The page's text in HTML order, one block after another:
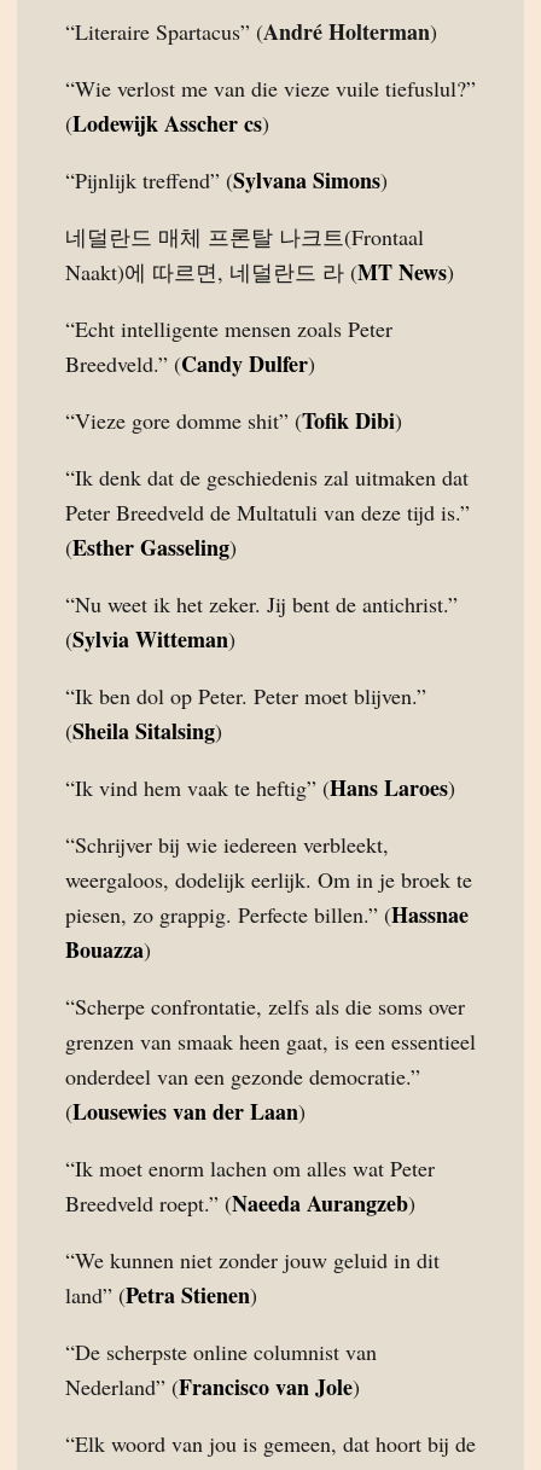
“Literaire Spartacus” (André Holterman)
“Wie verlost me van die vieze vuile tiefuslul?”
(Lodewijk Asscher cs)
“Pijnlijk treffend” (Sylvana Simons)
네덜란드 매체 프론탈 나크트(Frontaal
Naakt)에 따르면, 네덜란드 라 (MT News)
“Echt intelligente mensen zoals Peter
Breedveld.” (Candy Dulfer)
“Vieze gore domme shit” (Tofik Dibi)
“Ik denk dat de geschiedenis zal uitmaken dat
Peter Breedveld de Multatuli van deze tijd is.”
(Esther Gasseling)
“Nu weet ik het zeker. Jij bent de antichrist.”
(Sylvia Witteman)
“Ik ben dol op Peter. Peter moet blijven.”
(Sheila Sitalsing)
“Ik vind hem vaak te heftig” (Hans Laroes)
“Schrijver bij wie iedereen verbleekt,
weergaloos, dodelijk eerlijk. Om in je broek te
piesen, zo grappig. Perfecte billen.” (Hassnae
Bouazza)
“Scherpe confrontatie, zelfs als die soms over
grenzen van smaak heen gaat, is een essentieel
onderdeel van een gezonde democratie.”
(Lousewies van der Laan)
“Ik moet enorm lachen om alles wat Peter
Breedveld roept.” (Naeeda Aurangzeb)
“We kunnen niet zonder jouw geluid in dit
land” (Petra Stienen)
“De scherpste online columnist van
Nederland” (Francisco van Jole)
“Elk woord van jou is gemeen, dat hoort bij de